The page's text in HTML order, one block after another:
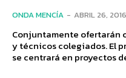
ONDA MENCÍA - ABRIL 26, 2016
Conjuntamente ofertarán
y técnicos colegiados. El
se centrará en proyectos